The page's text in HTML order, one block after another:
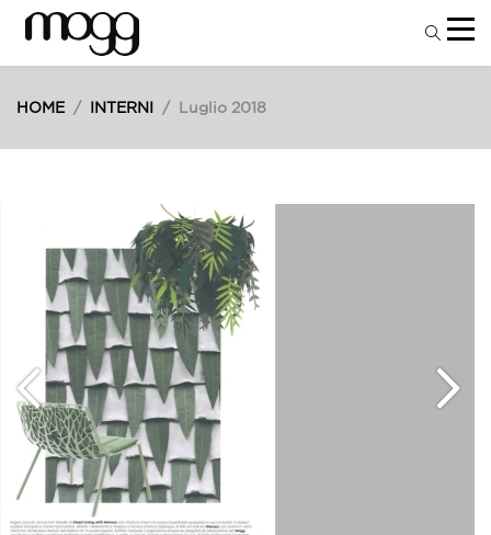
HOME / INTERNI / Luglio 2018
Lug 24 2018